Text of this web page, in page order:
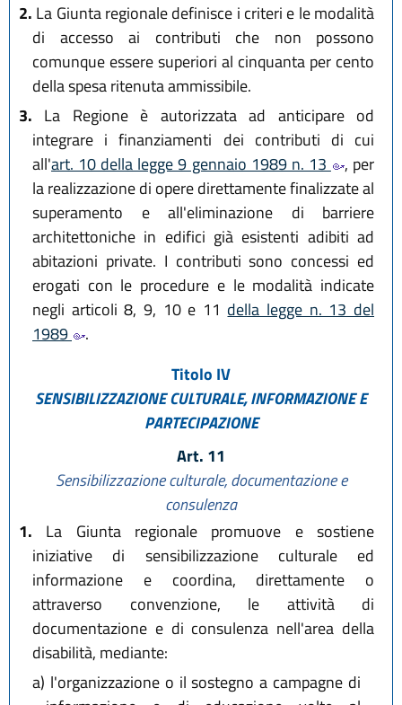
2. La Giunta regionale definisce i criteri e le modalità
di accesso ai contributi che non possono
comunque essere superiori al cinquanta per cento
della spesa ritenuta ammissibile.
3. La Regione è autorizzata ad anticipare od
integrare i finanziamenti dei contributi di cui
all'art. 10 della legge 9 gennaio 1989 n. 13
, per
la realizzazione di opere direttamente finalizzate al
superamento e all'eliminazione di barriere
architettoniche in edifici già esistenti adibiti ad
abitazioni private. I contributi sono concessi ed
erogati con le procedure e le modalità indicate
negli articoli 8, 9, 10 e 11 della legge n. 13 del
1989
.
Titolo IV
SENSIBILIZZAZIONE CULTURALE, INFORMAZIONE E
PARTECIPAZIONE
Art. 11
Sensibilizzazione culturale, documentazione e
consulenza
1. La Giunta regionale promuove e sostiene
iniziative di sensibilizzazione culturale ed
informazione e coordina, direttamente o
attraverso convenzione, le attività di
documentazione e di consulenza nell'area della
disabilità, mediante:
a) l'organizzazione o il sostegno a campagne di